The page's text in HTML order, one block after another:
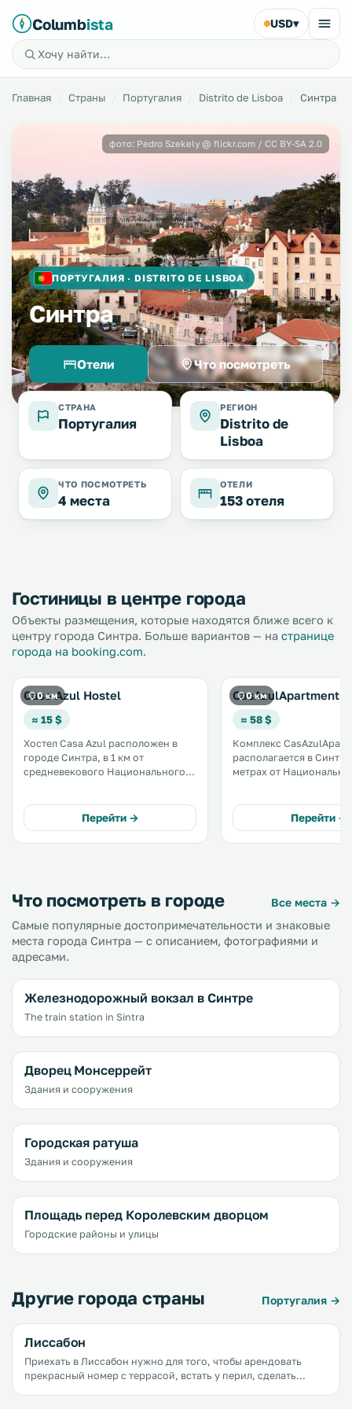
Columbista USD▾
Главная Страны Португалия Distrito de Lisboa Синтра
ПОРТУГАЛИЯ · DISTRITO DE LISBOA
Синтра
Отели Что посмотреть
фото: Pedro Szekely @ flickr.com / CC BY-SA 2.0
СТРАНА
Португалия
РЕГИОН
Distrito de
Lisboa
ЧТО ПОСМОТРЕТЬ
4 места
ОТЕЛИ
153 отеля
Гостиницы в центре города
Объекты размещения, которые находятся ближе всего к
центру города Синтра. Больше вариантов — на странице
города на booking.com.
0 км
Casa Azul Hostel
≈ 15 $
Хостел Casa Azul расположен в
городе Синтра, в 1 км от
средневекового Национального
гостей всех номеров общая
ванная комната с душем. .
Перейти →
0 км
CasAzulApartments
≈ 58 $
Комплекс
располагается в
метрах от
распоряжении гостей
укомплектованная
посудомоечной
Перейти →
Что посмотреть в городе
Все места →
Самые популярные достопримечательности и знаковые
места города Синтра — с описанием, фотографиями и
адресами.
Железнодорожный вокзал в Синтре
The train station in Sintra
Дворец Монсеррейт
Здания и сооружения
Городская ратуша
Здания и сооружения
Площадь перед Королевским дворцом
Городские районы и улицы
Другие города страны Португалия →
Лиссабон
Приехать в Лиссабон нужно для того, чтобы арендовать
прекрасный номер с террасой, встать у перил, сделать